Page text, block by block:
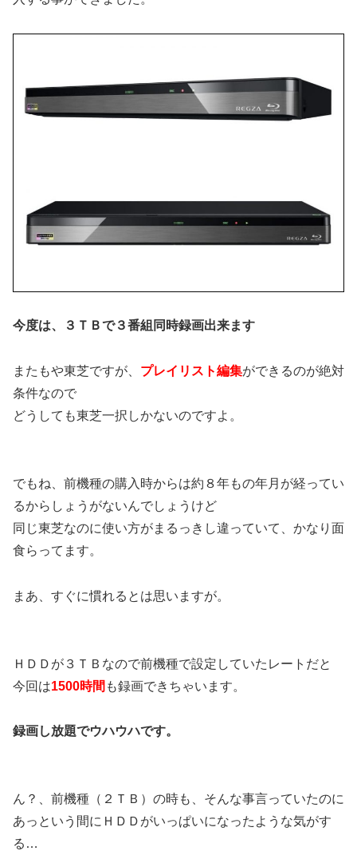
今度は、３ＴＢで３番組同時録画出来ます
またもや東芝ですが、 プレイリスト編集ができるのが絶対
条件なので
どうしても東芝一択しかないのですよ。
でもね、前機種の購入時からは約８年もの年月が経ってい
るからしょうがないんでしょうけど
同じ東芝なのに使い方がまるっきし違っていて、かなり面
食らってます。
まあ、すぐに慣れるとは思いますが。
ＨＤＤが３ＴＢなので前機種で設定していたレートだと
今回は1500時間 も録画できちゃいます。
録画し放題でウハウハです。
ん？、前機種（２ＴＢ）の時も、そんな事言っていたのに
あっという間にＨＤＤがいっぱいになったような気がす
る…